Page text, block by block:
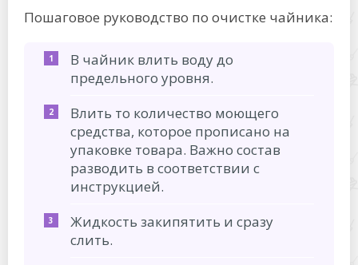
Пошаговое руководство по очистке чайника:
В чайник влить воду до
предельного уровня.
Влить то количество моющего
средства, которое прописано на
упаковке товара. Важно состав
разводить в соответствии с
инструкцией.
Жидкость закипятить и сразу
слить.